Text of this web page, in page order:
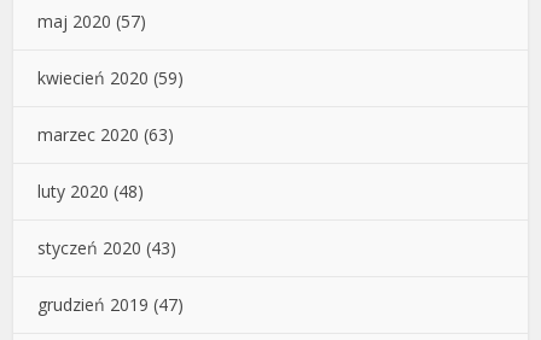
maj 2020 (57)
kwiecień 2020 (59)
marzec 2020 (63)
luty 2020 (48)
styczeń 2020 (43)
grudzień 2019 (47)